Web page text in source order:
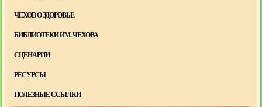
ЧЕХОВ О ЗДОРОВЬЕ
БИБЛИОТЕКИ ИМ. ЧЕХОВА
СЦЕНАРИИ
РЕСУРСЫ
ПОЛЕЗНЫЕ ССЫЛКИ